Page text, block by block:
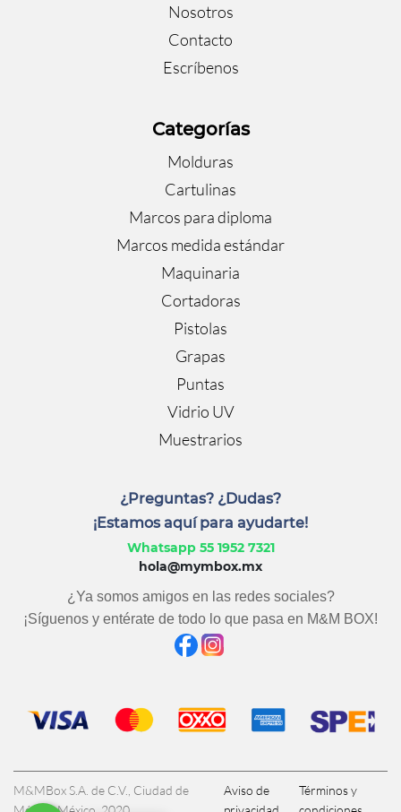
Nosotros
Contacto
Escríbenos
Categorías
Molduras
Cartulinas
Marcos para diploma
Marcos medida estándar
Maquinaria
Cortadoras
Pistolas
Grapas
Puntas
Vidrio UV
Muestrarios
¿Preguntas? ¿Dudas?
¡Estamos aquí para ayudarte!
Whatsapp 55 1952 7321
hola@mymbox.mx
¿Ya somos amigos en las redes sociales?
¡Síguenos y entérate de todo lo que pasa en M&M BOX!
M&MBox S.A. de C.V., Ciudad de
Aviso de
Términos y